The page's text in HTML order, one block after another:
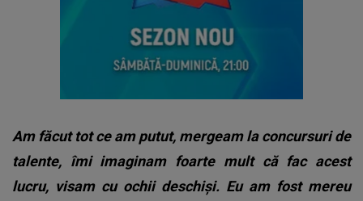
Am făcut tot ce am putut, mergeam la concursuri de
talente, îmi imaginam foarte mult că fac acest
lucru, visam cu ochii deschiși. Eu am fost mereu